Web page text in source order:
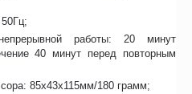
работы: 20 минут
40 минут перед повторным
85x43x115мм/180 грамм;